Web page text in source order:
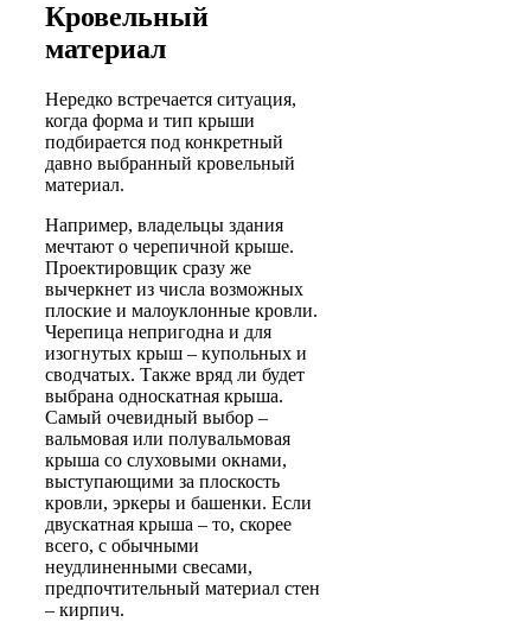
Кровельный
материал
Нередко встречается ситуация,
когда форма и тип крыши
подбирается под конкретный
давно выбранный кровельный
материал.
Например, владельцы здания
мечтают о черепичной крыше.
Проектировщик сразу же
вычеркнет из числа возможных
плоские и малоуклонные кровли.
Черепица непригодна и для
изогнутых крыш – купольных и
сводчатых. Также вряд ли будет
выбрана односкатная крыша.
Самый очевидный выбор –
вальмовая или полувальмовая
крыша со слуховыми окнами,
выступающими за плоскость
кровли, эркеры и башенки. Если
двускатная крыша – то, скорее
всего, с обычными
неудлиненными свесами,
предпочтительный материал стен
– кирпич.